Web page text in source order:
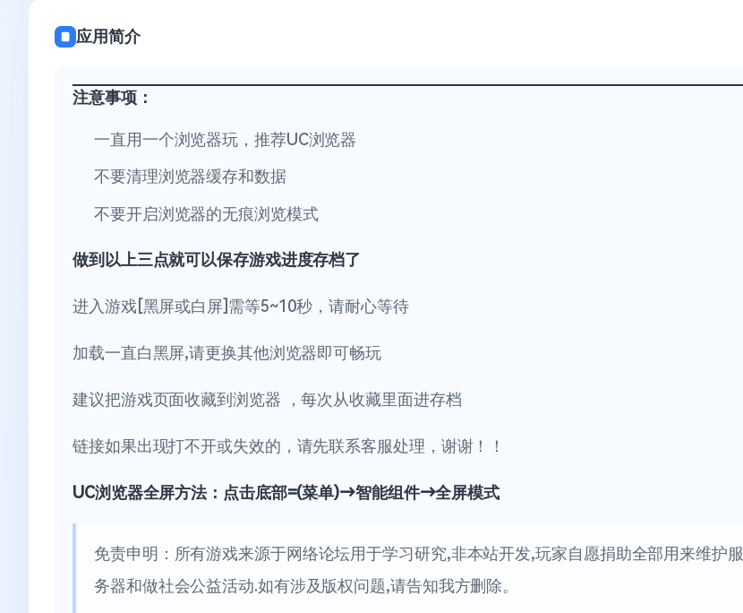
应用简介
注意事项：
一直用一个浏览器玩，推荐UC浏览器
不要清理浏览器缓存和数据
不要开启浏览器的无痕浏览模式
做到以上三点就可以保存游戏进度存档了
进入游戏[黑屏或白屏]需等5~10秒，请耐心等待
加载一直白黑屏,请更换其他浏览器即可畅玩
建议把游戏页面收藏到浏览器 ，每次从收藏里面进存档
链接如果出现打不开或失效的，请先联系客服处理，谢谢！！
UC浏览器全屏方法：点击底部=(菜单)→智能组件→全屏模式
免责申明：所有游戏来源于网络论坛用于学习研究,非本站开发,玩家自愿捐助全部用来维护服
务器和做社会公益活动.如有涉及版权问题,请告知我方删除。